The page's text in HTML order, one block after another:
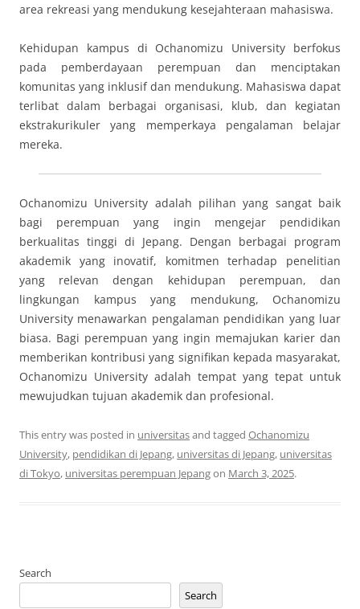
area rekreasi yang mendukung kesejahteraan mahasiswa.
Kehidupan kampus di Ochanomizu University berfokus
pada pemberdayaan perempuan dan menciptakan
komunitas yang inklusif dan mendukung. Mahasiswa dapat
terlibat dalam berbagai organisasi, klub, dan kegiatan
ekstrakurikuler yang memperkaya pengalaman belajar
mereka.
Ochanomizu University adalah pilihan yang sangat baik
bagi perempuan yang ingin mengejar pendidikan
berkualitas tinggi di Jepang. Dengan berbagai program
akademik yang inovatif, komitmen terhadap penelitian
yang relevan dengan kehidupan perempuan, dan
lingkungan kampus yang mendukung, Ochanomizu
University menawarkan pengalaman pendidikan yang luar
biasa. Bagi perempuan yang ingin memajukan karier dan
memberikan kontribusi yang signifikan kepada masyarakat,
Ochanomizu University adalah tempat yang tepat untuk
mewujudkan tujuan akademik dan profesional.
This entry was posted in universitasand tagged Ochanomizu
University, pendidikan di Jepang, universitas di Jepang, universitas
di Tokyo, universitas perempuan Jepangon March 3, 2025.
Search
Search